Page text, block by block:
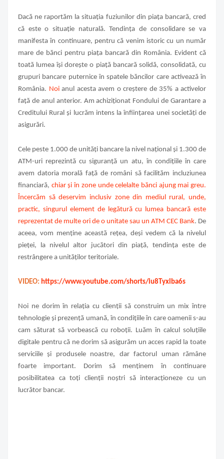
Dacă ne raportăm la situația fuziunilor din piața bancară, cred
că este o situație naturală. Tendința de consolidare se va
manifesta în continuare, pentru că venim istoric cu un număr
mare de bănci pentru piața bancară din România. Evident că
toată lumea își dorește o piață bancară solidă, consolidată, cu
grupuri bancare puternice în spatele băncilor care activează în
România. Noi anul acesta avem o creștere de 35% a activelor
față de anul anterior. Am achiziționat Fondului de Garantare a
Creditului Rural și lucrăm intens la înființarea unei societăți de
asigurări.
Cele peste 1.000 de unități bancare la nivel național și 1.300 de
ATM-uri reprezintă cu siguranță un atu, în condițiile în care
avem datoria morală față de români să facilităm incluziunea
financiară, chiar și în zone unde celelalte bănci ajung mai greu.
Încercăm să deservim inclusiv zone din mediul rural, unde,
practic, singurul element de legătură cu lumea bancară este
reprezentat de multe ori de o unitate sau un ATM CEC Bank. De
aceea, vom menține această rețea, deși vedem că la nivelul
pieței, la nivelul altor jucători din piață, tendința este de
restrângere a unităților teritoriale.
VIDEO: https://www.youtube.com/shorts/iu8Tyxlba6s
Noi ne dorim în relația cu clienții să construim un mix între
tehnologie și prezență umană, în condițiile în care oamenii s-au
cam săturat să vorbească cu roboții. Luăm în calcul soluțiile
digitale pentru că ne dorim să asigurăm un acces rapid la toate
serviciile și produsele noastre, dar factorul uman rămâne
foarte important. Dorim să menținem în continuare
posibilitatea ca toți clienții noștri să interacționeze cu un
lucrător bancar.